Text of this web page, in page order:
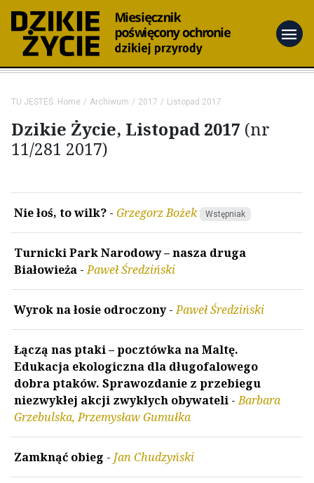
menu
TU JESTEŚ: Home Archiwum 2017 Listopad 2017
Dzikie Życie, Listopad 2017 (nr
11/281 2017)
Nie łoś, to wilk? - Grzegorz Bożek Wstępniak
Turnicki Park Narodowy – nasza druga
Białowieża -Paweł Średziński
Wyrok na łosie odroczony-Paweł Średziński
Łączą nas ptaki – pocztówka na Maltę.
Edukacja ekologiczna dla długofalowego
dobra ptaków. Sprawozdanie z przebiegu
niezwykłej akcji zwykłych obywateli -Barbara
Grzebulska, Przemysław Gumułka
Zamknąć obieg - Jan Chudzyński